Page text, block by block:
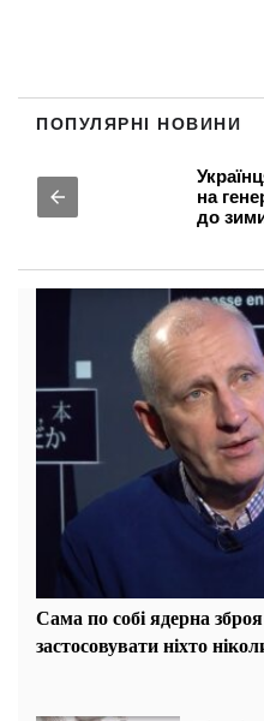
ПОПУЛЯРНІ НОВИНИ
Українцям
на генератори для
Сама по собі ядерна
застосовувати ніхто